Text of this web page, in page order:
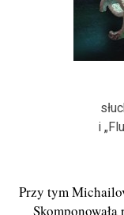
i
Przy tym